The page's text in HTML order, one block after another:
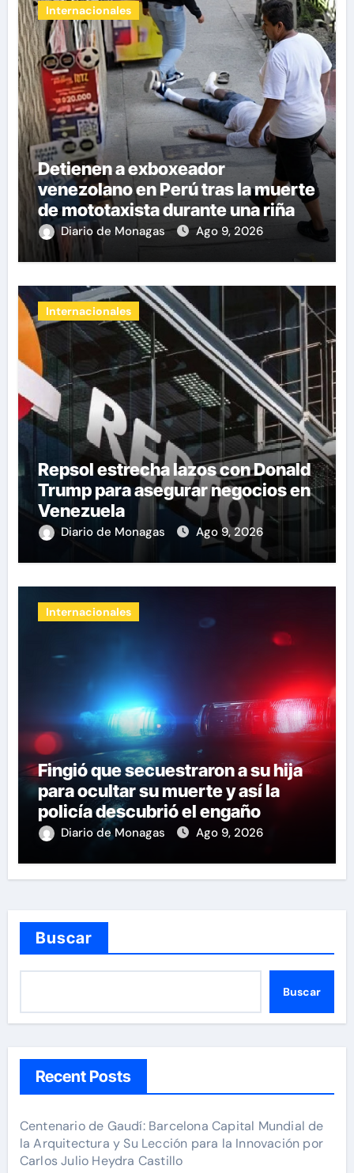
Internacionales
Detienen a exboxeador
venezolano en Perú tras la muerte
de mototaxista durante una riña
Diario de Monagas Ago 9, 2026
Internacionales
Repsol estrecha lazos con Donald
Trump para asegurar negocios en
Venezuela
Diario de Monagas Ago 9, 2026
Internacionales
Fingió que secuestraron a su hija
para ocultar su muerte y así la
policía descubrió el engaño
Diario de Monagas Ago 9, 2026
Buscar
Buscar
Recent Posts
Centenario de Gaudí: Barcelona Capital Mundial de
la Arquitectura y Su Lección para la Innovación por
Carlos Julio Heydra Castillo